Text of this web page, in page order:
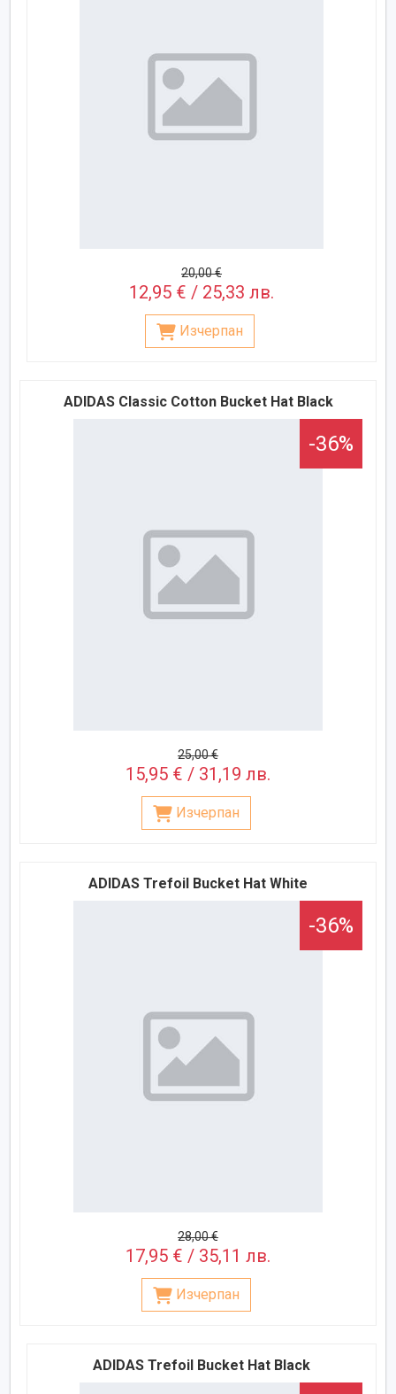
20,00 €
12,95 € / 25,33 лв.
Изчерпан
ADIDAS Classic Cotton Bucket Hat Black
-36%
25,00 €
15,95 € / 31,19 лв.
Изчерпан
ADIDAS Trefoil Bucket Hat White
-36%
28,00 €
17,95 € / 35,11 лв.
Изчерпан
ADIDAS Trefoil Bucket Hat Black